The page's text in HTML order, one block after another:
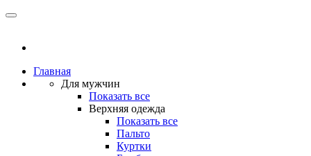
Главная
Для мужчин
Показать все
Верхняя одежда
Показать все
Пальто
Куртки